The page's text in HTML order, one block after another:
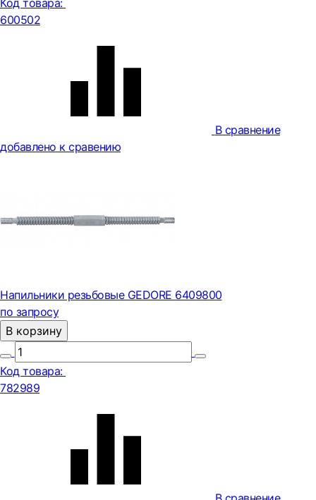
Код товара:
600502
В сравнение
добавлено к сравению
Напильники резьбовые GEDORE 6409800
по запросу
В корзину
Код товара:
782989